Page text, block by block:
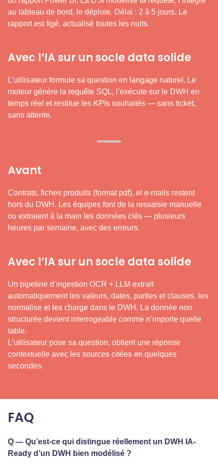
au tableau de bord, le déploie. Délai : 2 à 5 jours. Le
rapport est figé, actualisé toutes les nuits.
Avec l’IA sur un socle data solide
L’utilisateur formule sa question en langage naturel. Le
moteur génère la requête SQL, l’exécute sur le DWH en
temps réel et restitue les KPIs souhaités — sans ticket,
sans attente.
Avant
Contrats, fiches produits (format pdf), et e-mails restent
hors du DWH. Les équipes font de la ressaisie manuelle
ou extraient à la main les données clés — plusieurs
heures par semaine, avec des erreurs.
Avec l’IA sur un socle data solide
Un pipeline d’ingestion OCR + LLM extrait
automatiquement les valeurs, dates, parties et clauses, les
normalise et les charge dans le DWH. La donnée non
structurée devient interrogeable comme n’importe quelle
table.
L’utilisateur pose sa question, obtient une réponse
contextuelle avec les sources citées en quelques
secondes.
FAQ
Q — Qu’est-ce qui distingue réellement un DWH IA-
Ready d’un DWH bien modélisé ?